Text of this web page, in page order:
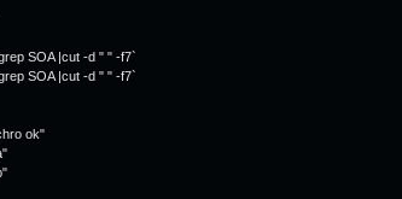
SOA |cut -d " " -f7`
SOA |cut -d " " -f7`
ok"